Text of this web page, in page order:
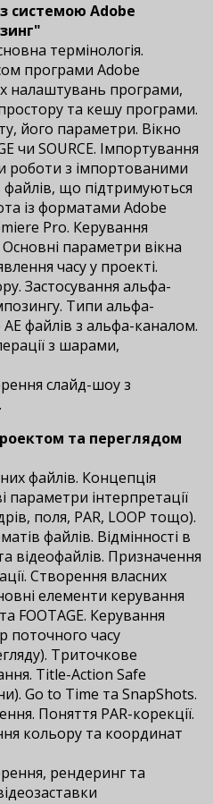
системою Adobe
термінологія.
програми Adobe
налаштувань програми,
та кешу програми.
його параметри. Вікно
чи SOURCE. Імпортування
роботи з імпортованими
що підтримуються
із форматами Adobe
Pro. Керування
параметри вікна
часу у проекті.
Застосування альфа-
Типи альфа-
файлів з альфа-каналом.
з шарами,
слайд-шоу з
та переглядом
файлів. Концепція
параметри інтерпретації
поля, PAR, LOOP тощо).
файлів. Відмінності в
відеофайлів. Призначення
Створення власних
елементи керування
FOOTAGE. Керування
поточного часу
Триточкове
Title-Action Safe
Go to Time та SnapShots.
Поняття PAR-корекції.
кольору та координат
рендеринг та